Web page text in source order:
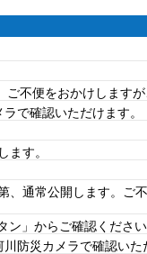
不便をおかけします
で確認いただけます。
ます。
通常公開します。ご
」からご確認ください
防災カメラで確認い